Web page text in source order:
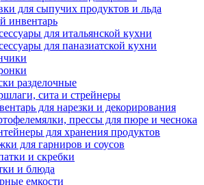
для сыпучих продуктов и льда
инвентарь
для итальянской кухни
для паназиатской кухни
разделочные
сита и стрейнеры
для нарезки и декорирования
прессы для пюре и чеснока
для хранения продуктов
для гарниров и соусов
и скребки
и блюда
емкости